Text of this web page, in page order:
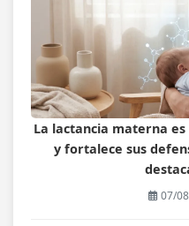
La lactancia materna
y fortalece sus
07/